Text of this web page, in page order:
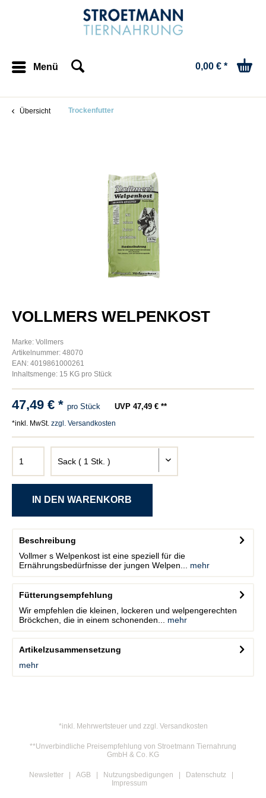
Menü 0,00 € *
Übersicht Trockenfutter
VOLLMERS WELPENKOST
Marke: Vollmers
Artikelnummer: 48070
EAN: 4019861000261
Inhaltsmenge: 15 KG pro Stück
47,49 € * pro Stück UVP 47,49 € **
*inkl. MwSt. zzgl. Versandkosten
Beschreibung
Vollmer s Welpenkost ist eine speziell für die
Ernährungsbedürfnisse der jungen Welpen...
mehr
Fütterungsempfehlung
Wir empfehlen die kleinen, lockeren und welpengerechten
Bröckchen, die in einem schonenden...
mehr
Artikelzusammensetzung
mehr
*inkl. Mehrwertsteuer und zzgl. Versandkosten
**Unverbindliche Preisempfehlung von Stroetmann Tiernahrung
GmbH & Co. KG
Newsletter AGB Nutzungsbedigungen
Datenschutz
Impressum